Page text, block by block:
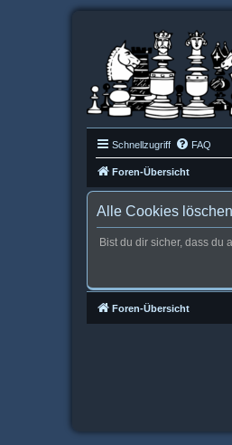
Schnellzugriff FAQ
Foren-Übersicht
Alle Cookies löschen
Bist du dir sicher, dass du
Foren-Übersicht